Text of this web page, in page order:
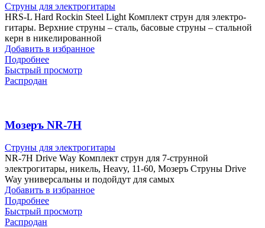
Струны для электрогитары
HRS-L Hard Rockin Steel Light Комплект струн для электро-
гитары. Верхние струны – сталь, басовые струны – стальной
керн в никелированной
Добавить в избранное
Подробнее
Быстрый просмотр
Распродан
Мозеръ NR-7H
Струны для электрогитары
NR-7H Drive Way Комплект струн для 7-струнной
электрогитары, никель, Heavy, 11-60, Мозеръ Струны Drive
Way универсальны и подойдут для самых
Добавить в избранное
Подробнее
Быстрый просмотр
Распродан